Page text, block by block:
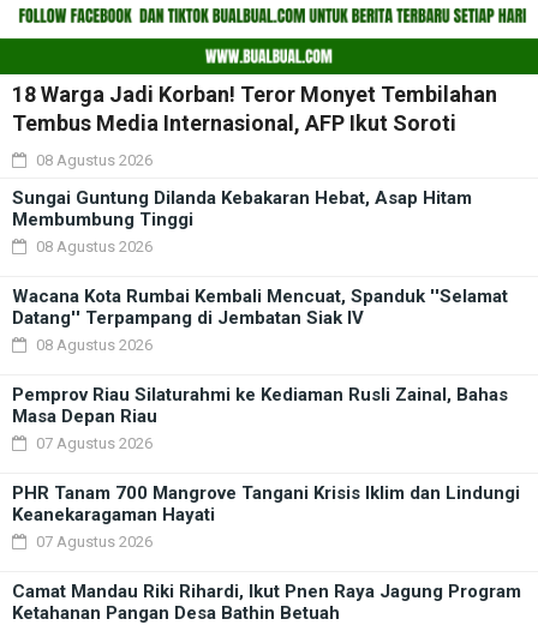
18 Warga Jadi Korban! Teror Monyet Tembilahan
Tembus Media Internasional, AFP Ikut Soroti
08 Agustus 2026
Sungai Guntung Dilanda Kebakaran Hebat, Asap Hitam
Membumbung Tinggi
08 Agustus 2026
Wacana Kota Rumbai Kembali Mencuat, Spanduk ''Selamat
Datang'' Terpampang di Jembatan Siak IV
08 Agustus 2026
Pemprov Riau Silaturahmi ke Kediaman Rusli Zainal, Bahas
Masa Depan Riau
07 Agustus 2026
PHR Tanam 700 Mangrove Tangani Krisis Iklim dan Lindungi
Keanekaragaman Hayati
07 Agustus 2026
Camat Mandau Riki Rihardi, Ikut Pnen Raya Jagung Program
Ketahanan Pangan Desa Bathin Betuah